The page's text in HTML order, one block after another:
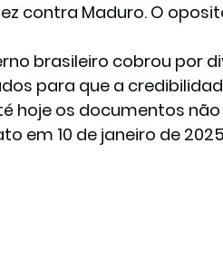
contra Maduro. O
brasileiro cobrou por
para que a
hoje os documentos
em 10 de janeiro de